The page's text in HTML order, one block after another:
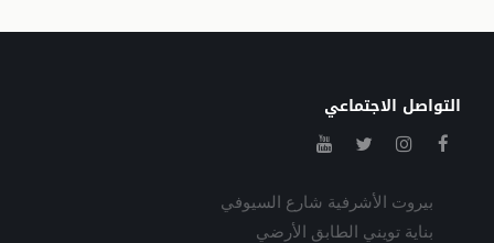
التواصل الاجتماعي
بيروت الأشرفية شارع السيوفي
بناية تويني الطابق الأرضي